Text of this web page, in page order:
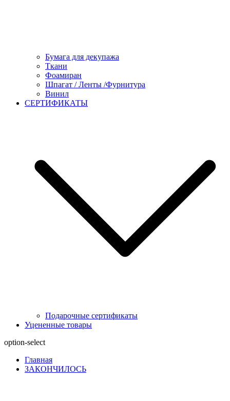
Бумага для декупажа
Ткани
Фоамиран
Шпагат / Ленты /Фурнитура
Винил
СЕРТИФИКАТЫ
Подарочные сертификаты
Уцененные товары
option-select
Главная
ЗАКОНЧИЛОСЬ